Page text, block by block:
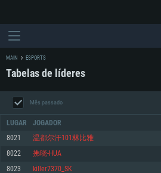
REQUERIMENTOS DE
MAIN ESPORTS
Tabelas de líderes
Mês passado
LUGAR JOGADOR
8021 温都尔汗101林比雅
8022 拂晓-HUA
8023 killer7370_SK